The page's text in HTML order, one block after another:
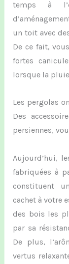
temps à
un toit avec
De ce fait,
fortes
lorsque la
Les pergolas
Des
persiennes,
Aujourd’hui,
fabriquées à
constituent
cachet à votre
des bois les
par sa
De plus,
vertus